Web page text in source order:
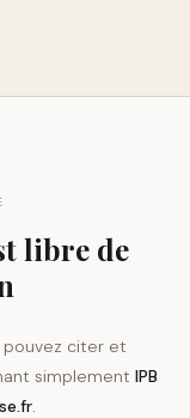
libre de
pouvez citer et
simplement IPB
.